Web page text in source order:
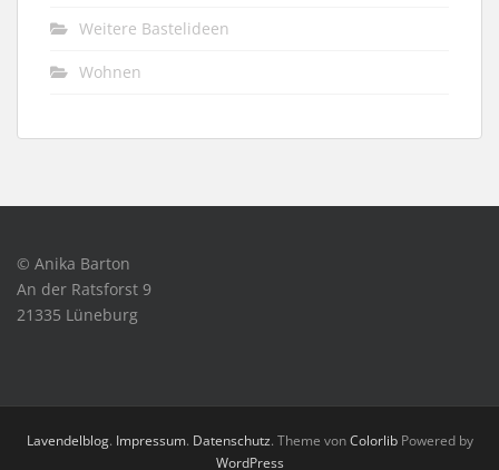
Weitere Bastelideen
Wohnen
© Anika Barton
An der Ratsforst 9
21335 Lüneburg
Lavendelblog. Impressum. Datenschutz. Theme vonColorlibPowered by
WordPress